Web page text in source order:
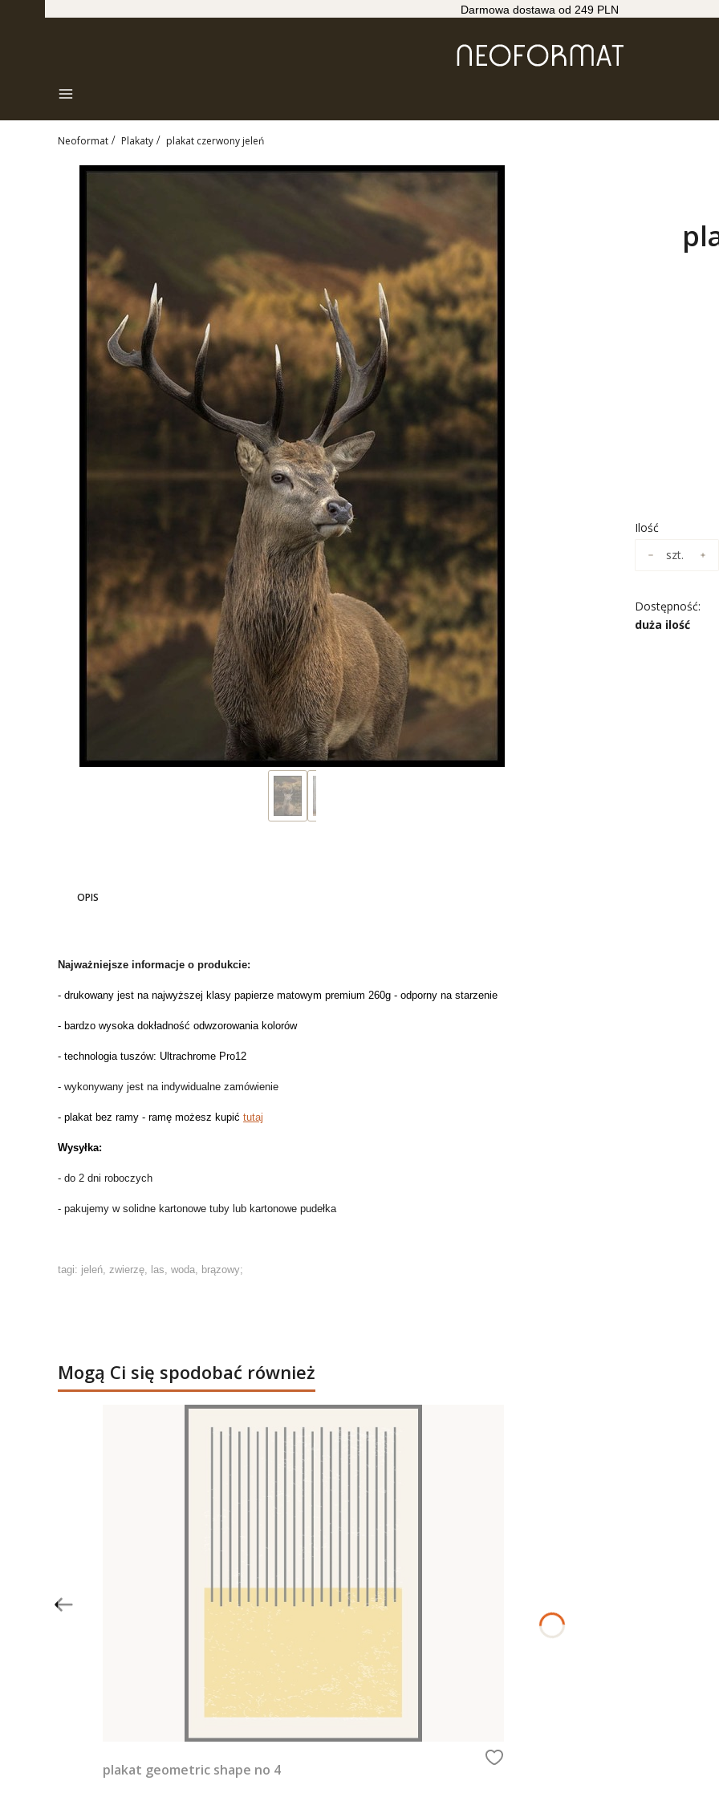
Darmowa dostawa od 249 PLN
Menu
Neoformat Plakaty plakat czerwony jeleń
Ilość
szt.
Dostępność:
duża ilość
OPIS
Najważniejsze informacje o produkcie:
- drukowany jest na najwyższej klasy papierze matowym premium 260g - odporny na starzenie
- bardzo wysoka dokładność odwzorowania kolorów
- technologia tuszów: Ultrachrome Pro12
- wykonywany jest na indywidualne zamówienie
- plakat bez ramy - ramę możesz kupić tutaj
Wysyłka:
- do 2 dni roboczych
- pakujemy w solidne kartonowe tuby lub kartonowe pudełka
tagi: jeleń, zwierzę, las, woda, brązowy;
Mogą Ci się spodobać również
plakat geometric shape no 4